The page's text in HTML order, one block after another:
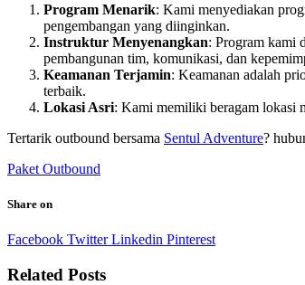
Program Menarik: Kami menyediakan
pengembangan yang diinginkan.
Instruktur Menyenangkan: Program kami
pembangunan tim, komunikasi, dan
Keamanan Terjamin: Keamanan adalah
terbaik.
Lokasi Asri: Kami memiliki beragam lokasi
Tertarik outbound bersama Sentul Adventure?
Paket Outbound
Share on
Facebook TwitterLinkedin Pinterest
Related Posts